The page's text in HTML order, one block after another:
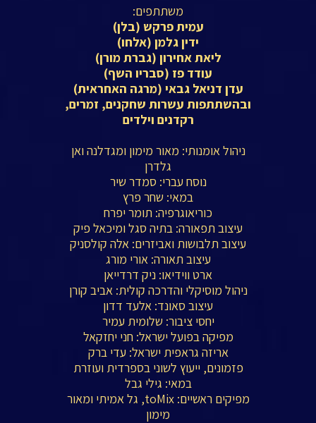
משתתפים:
עמית פרקש (בלן)
ידין גלמן (אלחו)
ליאת אחירון (גברת מורן)
עודד פז (סבריו השף)
עדן דניאל גבאי (מרגה האחראית)
ובהשתתפות עשרות שחקנים, זמרים,
רקדנים וילדים
ניהול אומנותי: מאור מימון ומגדלנה ואן
גלדרן
נוסח עברי: סמדר שיר
במאי: שחר פרץ
כוריאוגרפיה: תומר יפרח
עיצוב תפאורה: בתיה סגל ומיכאל פיק
עיצוב תלבושות ואביזרים: אלה קולסניק
עיצוב תאורה: אורי מורג
ארט ווידיאו: ניק דרדייאן
ניהול מוסיקלי והדרכה קולית: אביב קורן
עיצוב סאונד: אלעד דדון
יחסי ציבור: שלומית עמיר
מפיקה בפועל ישראל: חני יחזקאל
אריזה גראפית ישראל: עדי ברק
פזמונים, ייעוץ לשוני בספרדית ועוזרת
במאי: גילי גבל
מפיקים ראשיים: toMix, גל אמיתי ומאור
מימון